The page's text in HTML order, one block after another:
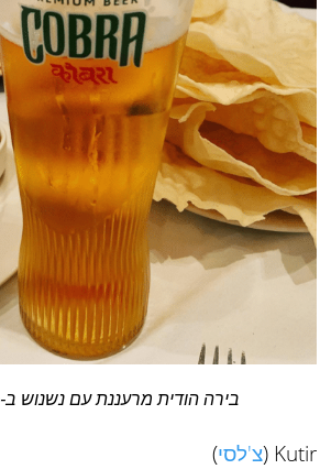
בירה הודית מרעננת עם נשנוש ב-Paradise
Kutir ( צ'לסי)